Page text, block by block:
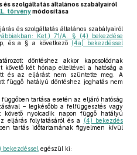
és szolgáltatás általános szabályairól
törvénymódosítása
és szolgáltatás általános szabályairól
Ket.) 71/A. § (4) bekezdése
és a § a következő (4a) bekezdéssel
döntéshez akkor kapcsolódnak
követő két hónap elteltével a hatóság a
és az eljárást nem szüntette meg. A
függő hatályú döntéshez joghatás nem
tartása esetén az eljáró hatóság
– legkésőbb a felfüggesztés vagy
követő nyolcadik napon függő hatályú
eljárás folytatásáról és a
(4) bekezdés
tartás időtartamának figyelmen kívül
bekezdéssel egészül ki: